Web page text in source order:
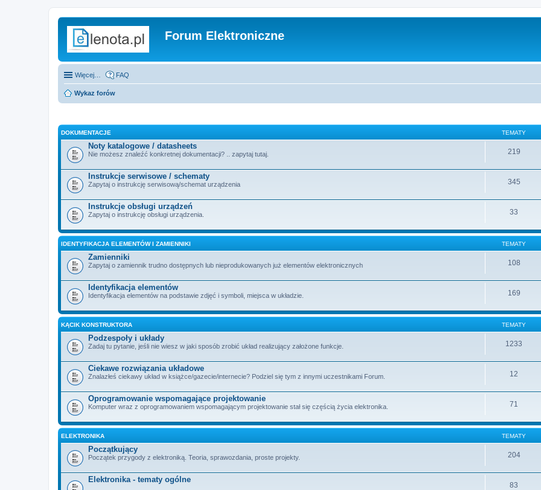
Forum Elektroniczne
Więcej… FAQ
Wykaz forów
DOKUMENTACJE TEMATY
Noty katalogowe / datasheets
Nie możesz znaleźć konkretnej dokumentacji? .. zapytaj tutaj. 219
Instrukcje serwisowe / schematy
Zapytaj o instrukcję serwisową/schemat urządzenia 345
Instrukcje obsługi urządzeń
Zapytaj o instrukcję obsługi urządzenia. 33
IDENTYFIKACJA ELEMENTÓW I ZAMIENNIKI TEMATY
Zamienniki
Zapytaj o zamiennik trudno dostępnych lub nieprodukowanych już elementów elektronicznych 108
Identyfikacja elementów
Identyfikacja elementów na podstawie zdjęć i symboli, miejsca w układzie. 169
KĄCIK KONSTRUKTORA TEMATY
Podzespoły i układy
Zadaj tu pytanie, jeśli nie wiesz w jaki sposób zrobić układ realizujący założone funkcje. 1233
Ciekawe rozwiązania układowe
Znalazłeś ciekawy układ w książce/gazecie/internecie? Podziel się tym z innymi uczestnikami Forum. 12
Oprogramowanie wspomagające projektowanie
Komputer wraz z oprogramowaniem wspomagającym projektowanie stał się częścią życia elektronika. 71
ELEKTRONIKA TEMATY
Początkujący
Początek przygody z elektroniką. Teoria, sprawozdania, proste projekty. 204
Elektronika - tematy ogólne
83